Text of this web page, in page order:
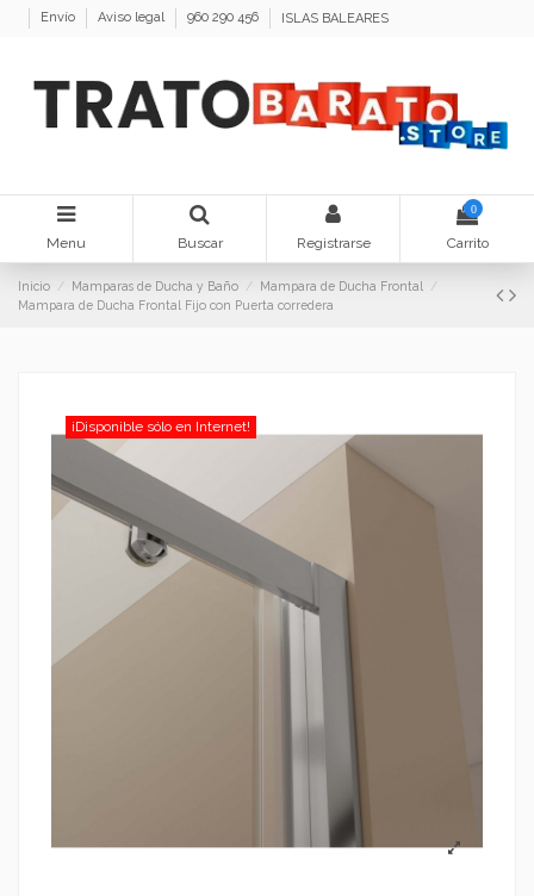
Envío Aviso legal 960 290 456 ISLAS BALEARES
Menu Buscar Registrarse
0
Carrito
Inicio Mamparas de Ducha y Baño
Mampara de Ducha Frontal
Mampara de Ducha Frontal Fijo con Puerta corredera
¡Disponible sólo en Internet!